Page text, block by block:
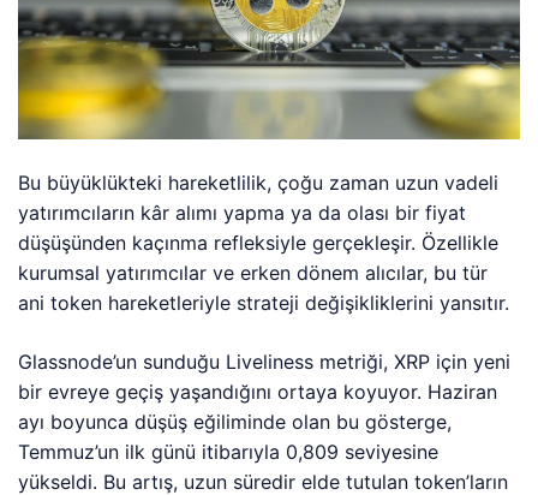
Bu büyüklükteki hareketlilik, çoğu zaman uzun vadeli
yatırımcıların kâr alımı yapma ya da olası bir fiyat
düşüşünden kaçınma refleksiyle gerçekleşir. Özellikle
kurumsal yatırımcılar ve erken dönem alıcılar, bu tür
ani token hareketleriyle strateji değişikliklerini yansıtır.
Glassnode’un sunduğu Liveliness metriği, XRP için yeni
bir evreye geçiş yaşandığını ortaya koyuyor. Haziran
ayı boyunca düşüş eğiliminde olan bu gösterge,
Temmuz’un ilk günü itibarıyla 0,809 seviyesine
yükseldi. Bu artış, uzun süredir elde tutulan token’ların